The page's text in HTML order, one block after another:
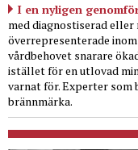
I en nyligen
med diagnostiserad
överrepresenterade
vårdbehovet snarare
istället för en utlovad
varnat för. Experter
brännmärka.